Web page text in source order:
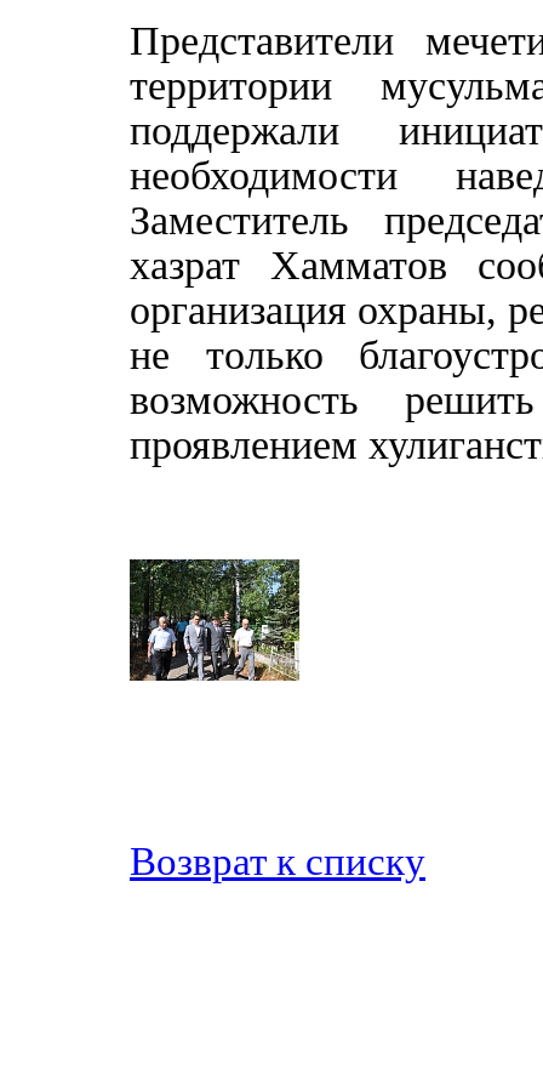
Представители
территории
поддержали
необходимости
Заместитель
хазрат Хамматов
организация охраны,
не только
возможность
проявлением
Возврат к списку